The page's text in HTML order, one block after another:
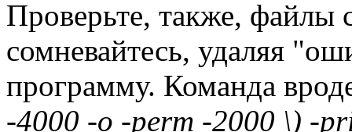
Проверьте, также, файлы
сомневайтесь, удаляя
программу. Команда
-4000 -o -perm -2000 \) -